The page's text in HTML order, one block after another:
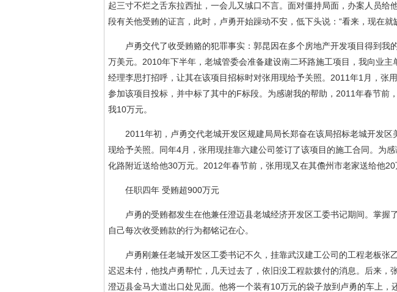
起三寸不烂之舌东拉西扯，一会儿又缄口不言。面对僵持局面，办案人员给
段有关他受贿的证言，此时，卢勇开始躁动不安，低下头说：“看来，现在就
卢勇交代了收受贿赂的犯罪事实：郭昆因在多个房地产开发项目得到我
万美元。2010年下半年，老城管委会准备建设南二环路施工项目，我向业主
经理李思打招呼，让其在该项目招标时对张用现给予关照。2011年1月，张
参加该项目投标，并中标了其中的F标段。为感谢我的帮助，2011年春节前
我10万元。
2011年初，卢勇交代老城开发区规建局局长郑奋在该局招标老城开发区
现给予关照。同年4月，张用现挂靠六建公司签订了该项目的施工合同。为
化路附近送给他30万元。2012年春节前，张用现又在其儋州市老家送给他
任职四年 受贿超900万元
卢勇的受贿都发生在他兼任澄迈县老城经济开发区工委书记期间。掌握
自己每次收受贿款的行为都铭记在心。
卢勇刚兼任老城开发区工委书记不久，挂靠武汉建工公司的工程老板张
迟迟未付，他找卢勇帮忙，几天过去了，依旧没工程款拨付的消息。后来，
澄迈县金马大道出口处见面。他将一个装有10万元的袋子放到卢勇的车上，